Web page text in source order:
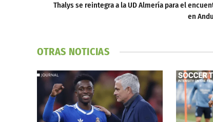
Thalys se reintegra a la UD Almería para el
en
OTRAS NOTICIAS